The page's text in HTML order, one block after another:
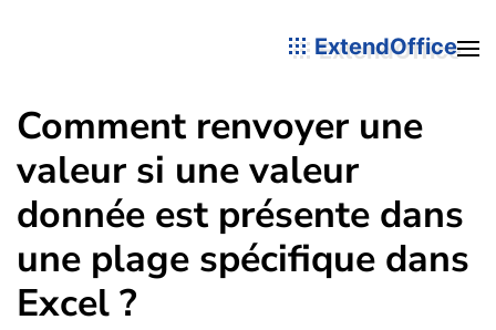
ExtendOffice
Comment renvoyer une
valeur si une valeur
donnée est présente dans
une plage spécifique dans
Excel ?